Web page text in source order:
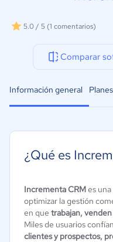
5.0 / 5 (1 comentarios)
Comparar
Información general
¿Qué es
Incrementa CRMes
optimizar la gestión
en que trabajan,
Miles de usuarios
clientes y prospectos,